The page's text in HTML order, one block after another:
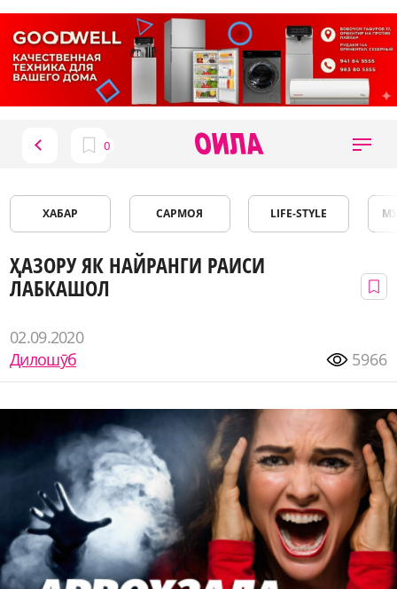
ХАБАР САРМОЯ LIFE-STYLE
ҲАЗОРУ ЯК НАЙРАНГИ РАИСИ
ЛАБКАШОЛ
02.09.2020
Дилошӯб
5966